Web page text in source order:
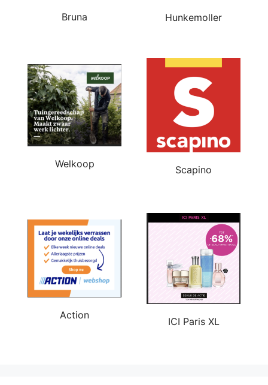
Bruna Hunkemoller
Welkoop
Scapino
Action
ICI Paris XL